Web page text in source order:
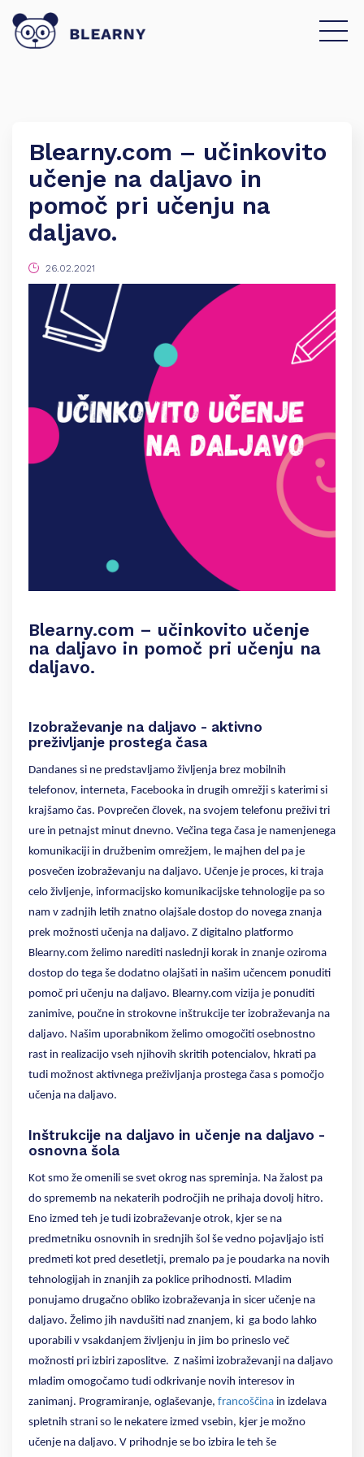
Blearny.com – učinkovito
učenje na daljavo in
pomoč pri učenju na
daljavo.
26.02.2021
Blearny.com – učinkovito učenje
na daljavo in pomoč pri učenju na
daljavo.
Izobraževanje na daljavo - aktivno
preživljanje prostega časa
Dandanes si ne predstavljamo življenja brez mobilnih
telefonov, interneta, Facebooka in drugih omrežji s katerimi si
krajšamo čas. Povprečen človek, na svojem telefonu preživi tri
ure in petnajst minut dnevno. Večina tega časa je namenjenega
komunikaciji in družbenim omrežjem, le majhen del pa je
posvečen izobraževanju na daljavo. Učenje je proces, ki traja
celo življenje, informacijsko komunikacijske tehnologije pa so
nam v zadnjih letih znatno olajšale dostop do novega znanja
prek možnosti učenja na daljavo. Z digitalno platformo
Blearny.com želimo narediti naslednji korak in znanje oziroma
dostop do tega še dodatno olajšati in našim učencem ponuditi
pomoč pri učenju na daljavo. Blearny.com vizija je ponuditi
zanimive, poučne in strokovne inštrukcije ter izobraževanja na
daljavo. Našim uporabnikom želimo omogočiti osebnostno
rast in realizacijo vseh njihovih skritih potencialov, hkrati pa
tudi možnost aktivnega preživljanja prostega časa s pomočjo
učenja na daljavo.
Inštrukcije na daljavo in učenje na daljavo -
osnovna šola
Kot smo že omenili se svet okrog nas spreminja. Na žalost pa
do sprememb na nekaterih področjih ne prihaja dovolj hitro.
Eno izmed teh je tudi izobraževanje otrok, kjer se na
predmetniku osnovnih in srednjih šol še vedno pojavljajo isti
predmeti kot pred desetletji, premalo pa je poudarka na novih
tehnologijah in znanjih za poklice prihodnosti. Mladim
ponujamo drugačno obliko izobraževanja in sicer učenje na
daljavo. Želimo jih navdušiti nad znanjem, ki ga bodo lahko
uporabili v vsakdanjem življenju in jim bo prineslo več
možnosti pri izbiri zaposlitve. Z našimi izobraževanji na daljavo
mladim omogočamo tudi odkrivanje novih interesov in
zanimanj. Programiranje, oglaševanje, francoščina in izdelava
spletnih strani so le nekatere izmed vsebin, kjer je možno
učenje na daljavo. V prihodnje se bo izbira le teh še